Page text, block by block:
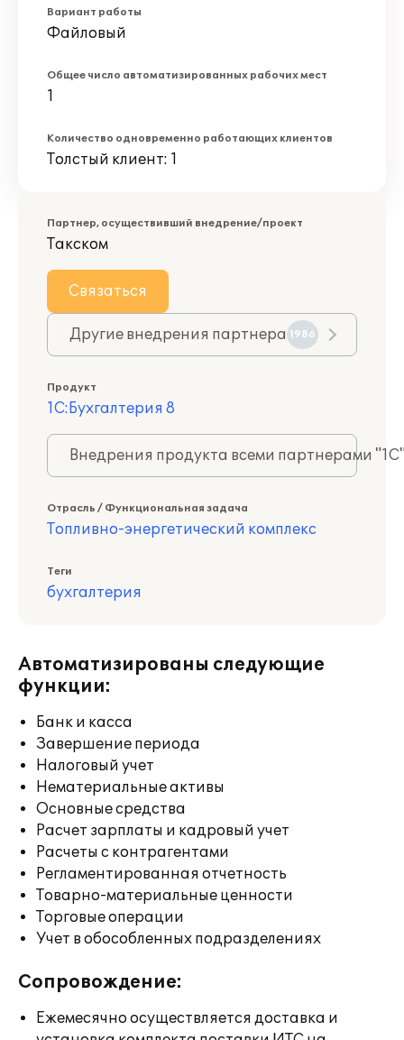
Вариант работы
Файловый
Общее число автоматизированных рабочих мест
1
Количество одновременно работающих клиентов
Толстый клиент: 1
Партнер, осуществивший внедрение/проект
Такском
Связаться
Другие внедрения партнера 1986
Продукт
1С:Бухгалтерия 8
Внедрения продукта всеми партнерами
Отрасль / Функциональная задача
Топливно-энергетический комплекс
Теги
бухгалтерия
Автоматизированы следующие
функции:
Банк и касса
Завершение периода
Налоговый учет
Нематериальные активы
Основные средства
Расчет зарплаты и кадровый учет
Расчеты с контрагентами
Регламентированная отчетность
Товарно-материальные ценности
Торговые операции
Учет в обособленных подразделениях
Сопровождение:
Ежемесячно осуществляется доставка и